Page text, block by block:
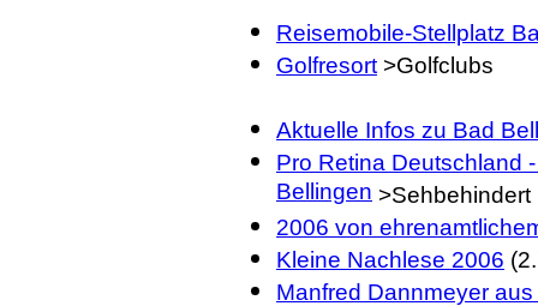
Reisemobile-Stellplatz
Golfresort >Golfclubs
Aktuelle Infos zu Bad
Pro Retina Deutschland
Bellingen >Sehbehindert
2006 von
Kleine Nachlese 2006
Manfred Dannmeyer